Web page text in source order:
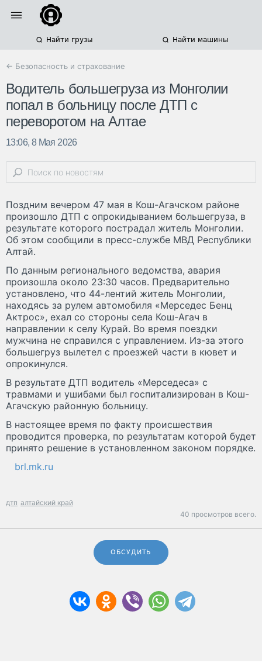
Найти грузы Найти машины
← Безопасность и страхование
Водитель большегруза из Монголии
попал в больницу после ДТП с
переворотом на Алтае
13:06, 8 Мая 2026
Поздним вечером 47 мая в Кош-Агачском районе
произошло ДТП с опрокидыванием большегруза, в
результате которого пострадал житель Монголии.
Об этом сообщили в пресс-службе МВД Республики
Алтай.
По данным регионального ведомства, авария
произошла около 23:30 часов. Предварительно
установлено, что 44-лентий житель Монголии,
находясь за рулем автомобиля «Мерседес Бенц
Актрос», ехал со стороны села Кош-Агач в
направлении к селу Курай. Во время поездки
мужчина не справился с управлением. Из-за этого
большегруз вылетел с проезжей части в кювет и
опрокинулся.
В результате ДТП водитель «Мерседеса» с
травмами и ушибами был госпитализирован в Кош-
Агачскую районную больницу.
В настоящее время по факту происшествия
проводится проверка, по результатам которой будет
принято решение в установленном законом порядке.
brl.mk.ru
дтп алтайский край
40 просмотров всего.
ОБСУДИТЬ